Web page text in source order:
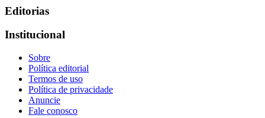
Editorias
Institucional
Sobre
Política editorial
Termos de uso
Política de privacidade
Anuncie
Fale conosco